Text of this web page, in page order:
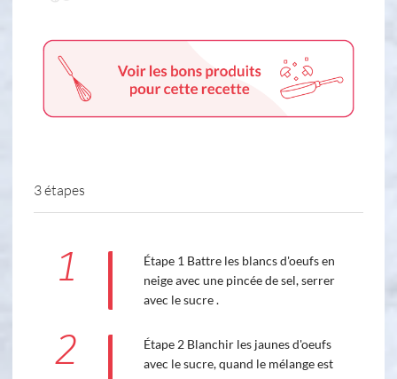
3 étapes
1
Étape 1 Battre les blancs d'oeufs en
neige avec une pincée de sel, serrer
avec le sucre .
2
Étape 2 Blanchir les jaunes d'oeufs
avec le sucre, quand le mélange est